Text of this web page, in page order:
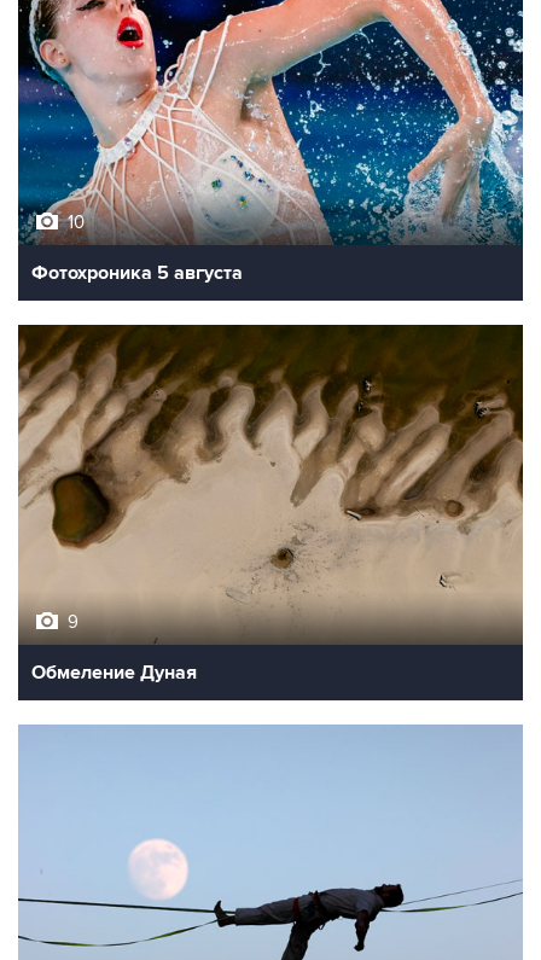
10
Фотохроника 5 августа
9
Обмеление Дуная